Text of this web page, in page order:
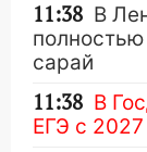
11:38 В
сарай
11:38 В
ЕГЭ с 2027